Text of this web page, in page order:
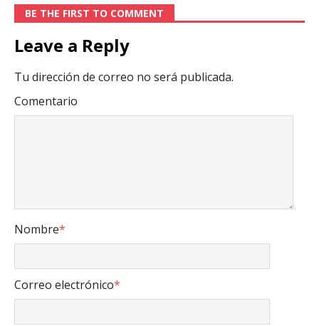
BE THE FIRST TO COMMENT
Leave a Reply
Tu dirección de correo no será publicada.
Comentario
Nombre*
Correo electrónico*